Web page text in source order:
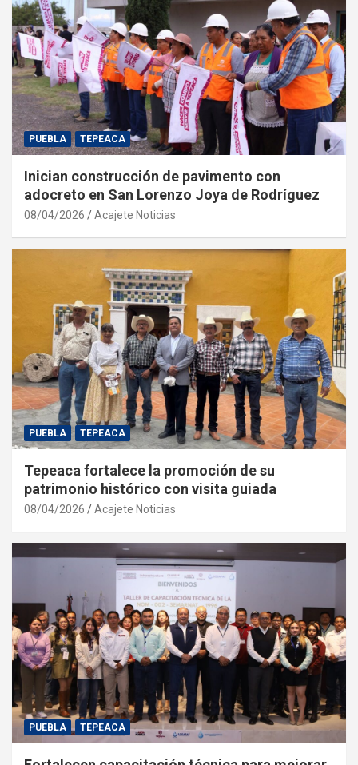
PUEBLA TEPEACA
Inician construcción de pavimento con
adocreto en San Lorenzo Joya de Rodríguez
08/04/2026 Acajete Noticias
PUEBLA TEPEACA
Tepeaca fortalece la promoción de su
patrimonio histórico con visita guiada
08/04/2026 Acajete Noticias
PUEBLA TEPEACA